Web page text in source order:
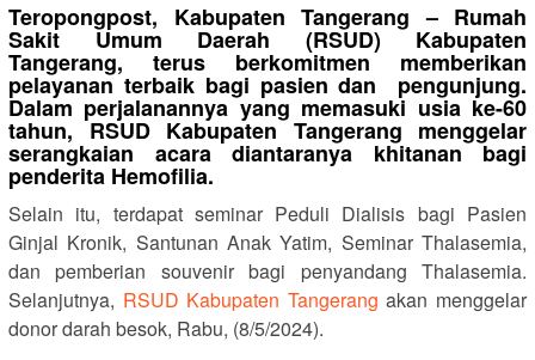
Teropongpost, Kabupaten Tangerang – Rumah
Sakit Umum Daerah (RSUD) Kabupaten
Tangerang, terus berkomitmen memberikan
pelayanan terbaik bagi pasien dan pengunjung.
Dalam perjalanannya yang memasuki usia ke-60
tahun, RSUD Kabupaten Tangerang menggelar
serangkaian acara diantaranya khitanan bagi
penderita Hemofilia.
Selain itu, terdapat seminar Peduli Dialisis bagi Pasien
Ginjal Kronik, Santunan Anak Yatim, Seminar Thalasemia,
dan pemberian souvenir bagi penyandang Thalasemia.
Selanjutnya, RSUD Kabupaten Tangerang akan menggelar
donor darah besok, Rabu, (8/5/2024).